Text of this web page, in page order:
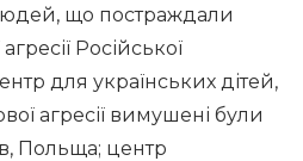
що постраждали
Російської
для українських дітей,
агресії вимушені були
Польща; центр